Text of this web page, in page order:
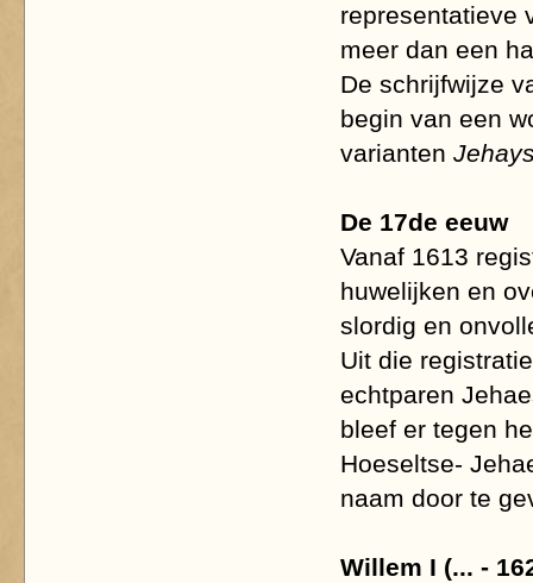
representatieve
meer dan een
De schrijfwijze
begin van een
varianten
De 17de eeuw
Vanaf 1613
huwelijken en
slordig en
Uit die
echtparen
bleef er tegen
Hoeseltse-
naam door te
Willem I (... -